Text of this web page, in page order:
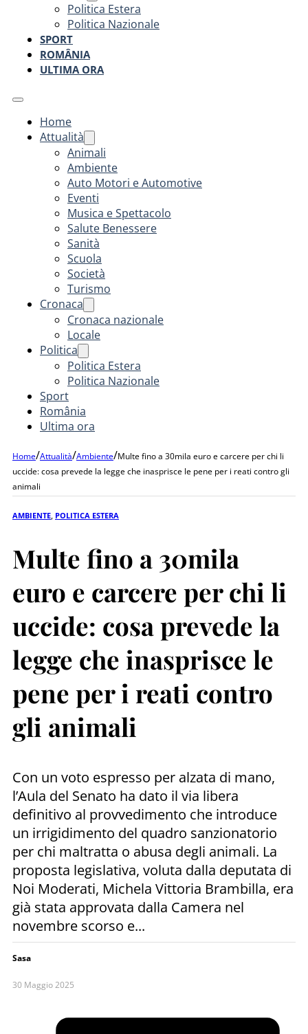
Politica Estera
Politica Nazionale
SPORT
ROMÂNIA
ULTIMA ORA
Home
Attualità
Animali
Ambiente
Auto Motori e Automotive
Eventi
Musica e Spettacolo
Salute Benessere
Sanità
Scuola
Società
Turismo
Cronaca
Cronaca nazionale
Locale
Politica
Politica Estera
Politica Nazionale
Sport
România
Ultima ora
Home/Attualità/Ambiente/Multe fino a 30mila euro e carcere per chi li
uccide: cosa prevede la legge che inasprisce le pene per i reati contro gli
animali
AMBIENTE POLITICA ESTERA
Multe fino a 30mila
euro e carcere per chi li
uccide: cosa prevede la
legge che inasprisce le
pene per i reati contro
gli animali
Con un voto espresso per alzata di mano,
l’Aula del Senato ha dato il via libera
definitivo al provvedimento che introduce
un irrigidimento del quadro sanzionatorio
per chi maltratta o abusa degli animali. La
proposta legislativa, voluta dalla deputata di
Noi Moderati, Michela Vittoria Brambilla, era
già stata approvata dalla Camera nel
novembre scorso e...
Sasa
30 Maggio 2025